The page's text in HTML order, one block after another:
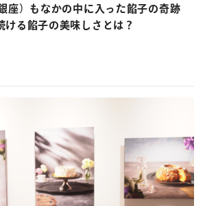
座）もなかの中に入った餡子の奇跡
ける餡子の美味しさとは？